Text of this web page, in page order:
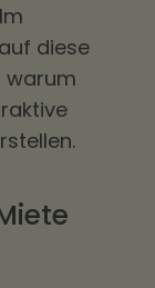
diese
warum